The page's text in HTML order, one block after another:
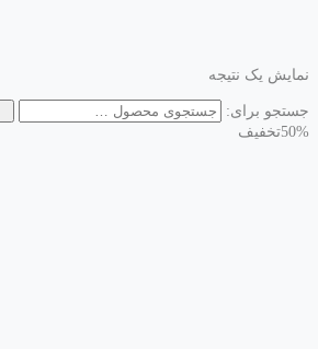
نمایش یک نتیجه
جستجو برای:
50%تخفیف